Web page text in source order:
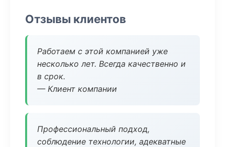
Отзывы клиентов
Работаем с этой компанией уже
несколько лет. Всегда качественно и
в срок.
— Клиент компании
Профессиональный подход,
соблюдение технологии, адекватные